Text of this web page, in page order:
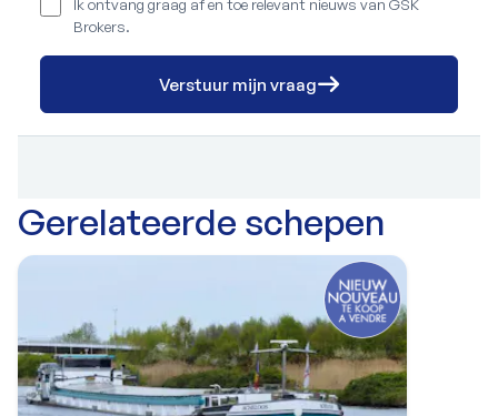
Brokers.
Verstuur mijn vraag
Gerelateerde schepen